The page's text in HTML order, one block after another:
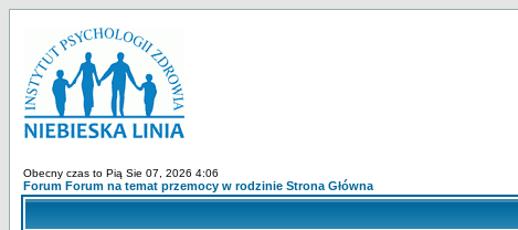
Obecny czas to Pią Sie 07, 2026 4:06
Forum Forum na temat przemocy w rodzinie Strona Główna